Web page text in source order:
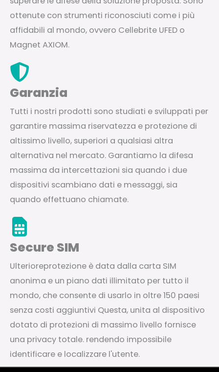
ottenute con strumenti riconosciuti come i più
affidabili al mondo, ovvero Cellebrite UFED o
Magnet AXIOM.
Garanzia
Tutti i nostri prodotti sono studiati e sviluppati per
garantire massima riservatezza e protezione di
altissimo livello, superiori a qualsiasi altra
alternativa nel mercato. Garantiamo la difesa
massima da intercettazioni sia quando i due
dispositivi scambiano dati e messaggi, sia
quando effettuano chiamate.
Secure SIM
Ulterioreprotezione è data dalla carta SIM
anonima e un piano dati illimitato per tutto il
mondo, che consente di usarlo in oltre 150 paesi
senza costi aggiuntivi Questa, unita al dispositivo
dotato di protezioni di massimo livello fornisce
una privacy totale. rendendo impossibile
identificare e localizzare l'utente.